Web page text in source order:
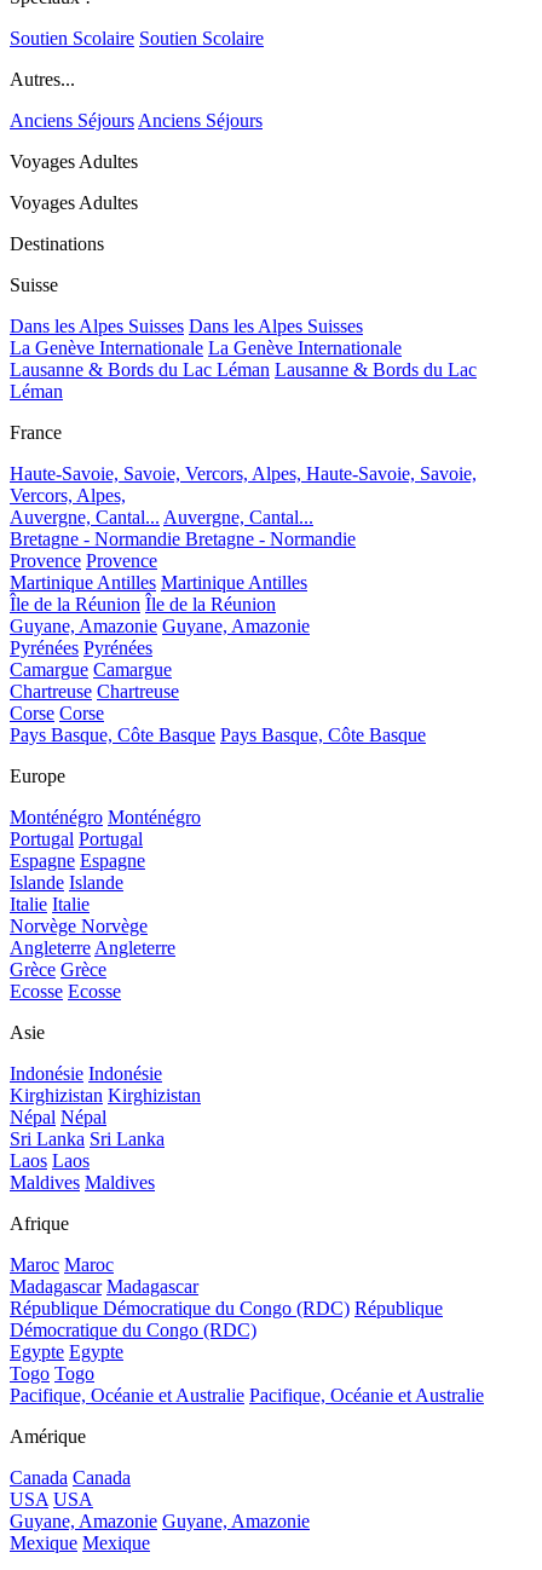
Soutien Scolaire Soutien Scolaire
Autres...
Anciens Séjours Anciens Séjours
Voyages Adultes
Voyages Adultes
Destinations
Suisse
Dans les Alpes Suisses Dans les Alpes Suisses
La Genève Internationale La Genève Internationale
Lausanne & Bords du Lac Léman Lausanne & Bords du Lac
Léman
France
Haute-Savoie, Savoie, Vercors, Alpes, Haute-Savoie, Savoie,
Vercors, Alpes,
Auvergne, Cantal... Auvergne, Cantal...
Bretagne - Normandie Bretagne - Normandie
Provence Provence
Martinique Antilles Martinique Antilles
Île de la Réunion Île de la Réunion
Guyane, Amazonie Guyane, Amazonie
Pyrénées Pyrénées
Camargue Camargue
Chartreuse Chartreuse
Corse Corse
Pays Basque, Côte Basque Pays Basque, Côte Basque
Europe
Monténégro Monténégro
Portugal Portugal
Espagne Espagne
Islande Islande
Italie Italie
Norvège Norvège
Angleterre Angleterre
Grèce Grèce
Ecosse Ecosse
Asie
Indonésie Indonésie
Kirghizistan Kirghizistan
Népal Népal
Sri Lanka Sri Lanka
Laos Laos
Maldives Maldives
Afrique
Maroc Maroc
Madagascar Madagascar
République Démocratique du Congo (RDC) République
Démocratique du Congo (RDC)
Egypte Egypte
Togo Togo
Pacifique, Océanie et Australie Pacifique, Océanie et Australie
Amérique
Canada Canada
USA USA
Guyane, Amazonie Guyane, Amazonie
Mexique Mexique